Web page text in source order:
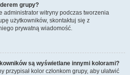
grupy?
administrator witryny podczas tworzenia
użytkowników, skontaktuj się z
prywatną wiadomość.
są wyświetlane innymi kolorami?
przypisał kolor członkom grupy, aby ułatwić